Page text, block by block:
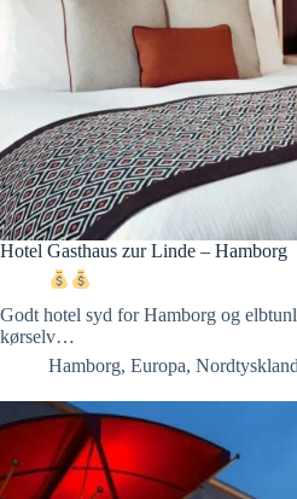
Hotel Gasthaus zur Linde – Hamborg
Godt hotel syd for Hamborg og
kørselv…
Hamborg, Europa, Nordtyskland